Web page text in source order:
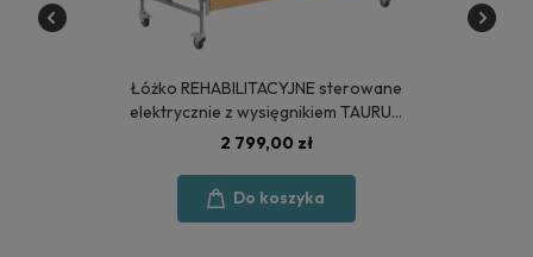
Łóżko REHABILITACYJNE sterowane
elektrycznie z wysięgnikiem TAURUS
2 - POLSKA PRODUKCJA
2 799,00 zł
Do koszyka